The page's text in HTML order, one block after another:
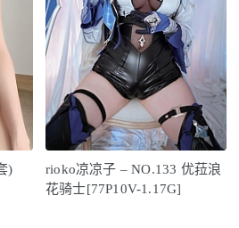
)
rioko凉凉子 – NO.133 优菈浪
花骑士[77P10V-1.17G]